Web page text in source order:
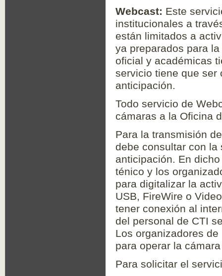
Webcast: Este
institucionales a
están limitados a
ya preparados para
oficial y académicas
servicio tiene que ser
anticipación.
Todo servicio de
cámaras a la Oficina
Para la transmisión
debe consultar con
anticipación. En
ténico y los
para digitalizar la
USB, FireWire o
tener conexión al
del personal de CTI
Los organizadores
para operar la
Para solicitar el